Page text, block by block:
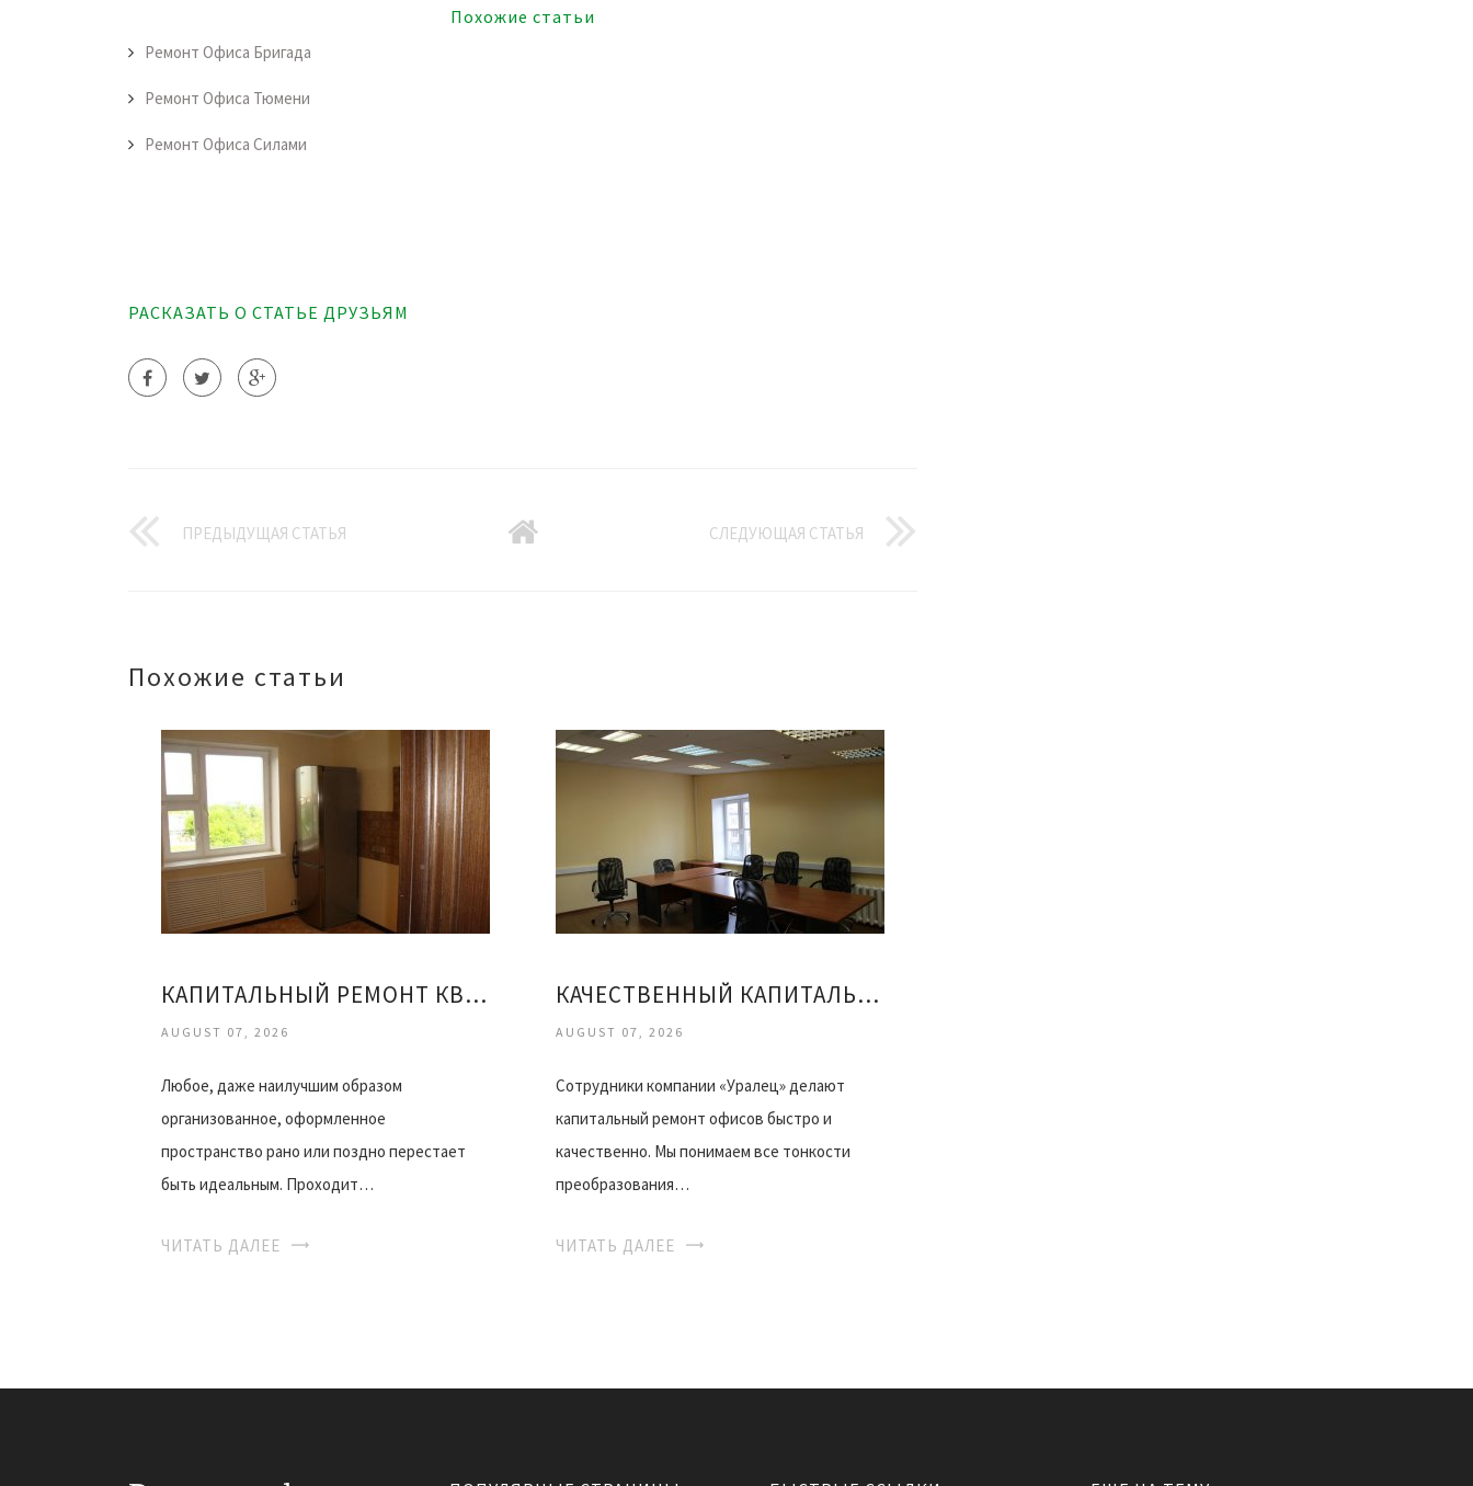
Похожие статьи
Ремонт Офиса Бригада
Ремонт Офиса Тюмени
Ремонт Офиса Силами
РАСКАЗАТЬ О СТАТЬЕ ДРУЗЬЯМ
ПРЕДЫДУЩАЯ СТАТЬЯ СЛЕДУЮЩАЯ СТАТЬЯ
Похожие статьи
КАПИТАЛЬНЫЙ РЕМОНТ КВАРТИРЫ ОФИСА
AUGUST 07, 2026
Любое, даже наилучшим образом
организованное, оформленное
пространство рано или поздно перестает
быть идеальным. Проходит…
ЧИТАТЬ ДАЛЕЕ
КАЧЕСТВЕННЫЙ КАПИТАЛЬНЫЙ РЕМОНТ ОФИСОВ
AUGUST 07, 2026
Сотрудники компании «Уралец» делают
капитальный ремонт офисов быстро и
качественно. Мы понимаем все тонкости
преобразования…
ЧИТАТЬ ДАЛЕЕ